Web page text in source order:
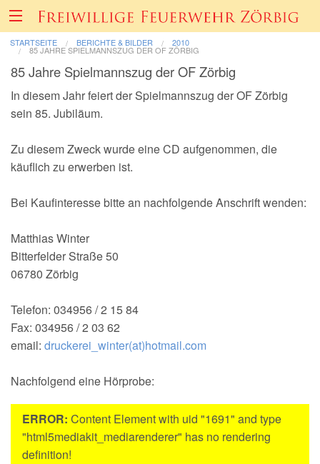
Einsätze
Berichte & Bilder
Förderverein
150-jähriges Jubiläum
STARTSEITE BERICHTE & BILDER 2010
85 JAHRE SPIELMANNSZUG DER OF ZÖRBIG
85 Jahre Spielmannszug der OF Zörbig
In diesem Jahr feiert der Spielmannszug der OF Zörbig
sein 85. Jubiläum.
Zu diesem Zweck wurde eine CD aufgenommen, die
käuflich zu erwerben ist.
Bei Kaufinteresse bitte an nachfolgende Anschrift wenden:
Matthias Winter
Bitterfelder Straße 50
06780 Zörbig
Telefon: 034956 / 2 15 84
Fax: 034956 / 2 03 62
email: druckerei_winter(at)hotmail.com
Nachfolgend eine Hörprobe:
ERROR: Content Element with uid "1691" and type
"html5mediakit_mediarenderer" has no rendering
definition!